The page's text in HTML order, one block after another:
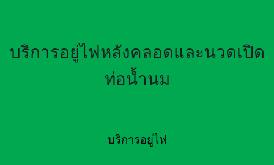
บริการอยู่ไฟหลังคลอดและนวดเปิด
ท่อน้ำนม
บริการอยู่ไฟ